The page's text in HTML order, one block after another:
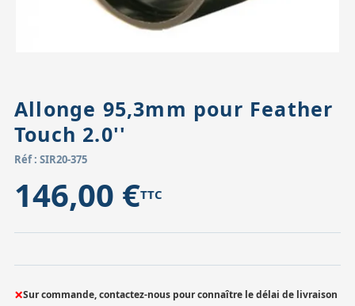
Allonge 95,3mm pour Feather
Touch 2.0''
Réf : SIR20-375
146,00 €TTC
×Sur commande, contactez-nous pour connaître le délai de livraison